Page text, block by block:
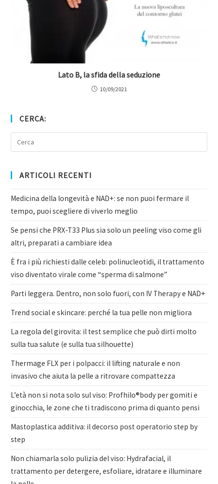
Lato B, la sfida della seduzione
10/09/2021
CERCA:
ARTICOLI RECENTI
Medicina della longevità e NAD+: se non puoi fermare il
tempo, puoi scegliere di viverlo meglio
Se pensi che PRX-T33 Plus sia solo un peeling viso come gli
altri, preparati a cambiare idea
È fra i più richiesti dalle celeb: polinucleotidi, il trattamento
viso diventato virale come “sperma di salmone”
Parti leggera. Dentro, non solo fuori, con IV Therapy e NAD+
Trend social e skincare: perché la tua pelle non migliora
La regola del girovita: il test semplice che può dirti molto
sulla tua salute (e sulla tua silhouette)
Thermage FLX per i polpacci: il lifting naturale e non
invasivo che aiuta la pelle a ritrovare compattezza
L’età non si nota solo sul viso: Profhilo®body per gomiti e
ginocchia, le zone che ti tradiscono prima di quanto pensi
Mastoplastica additiva: il decorso post operatorio step by
step
Non chiamarla solo pulizia del viso: Hydrafacial, il
trattamento per detergere, esfoliare, idratare e illuminare